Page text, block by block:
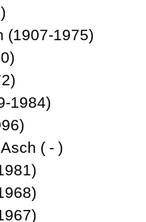
(1907-1975)
1984)
( - )